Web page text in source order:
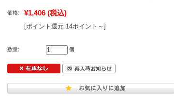
価格: ¥1,406 (税込)
[ポイント還元 14ポイント～]
数量: 個